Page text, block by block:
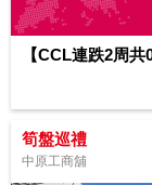
【CCL連跌2周
筍盤巡禮
中原工商舖